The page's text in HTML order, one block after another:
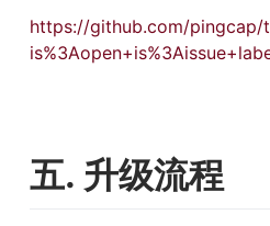
https://github.com/pingcap/
五. 升级流程